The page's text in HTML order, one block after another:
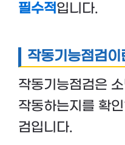
필수적입니다.
작동기능점검이
작동기능점검은
작동하는지를 확
검입니다.